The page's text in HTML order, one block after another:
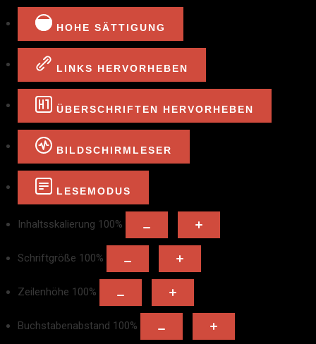
HOHE SÄTTIGUNG
LINKS HERVORHEBEN
ÜBERSCHRIFTEN HERVORHEBEN
BILDSCHIRMLESER
LESEMODUS
Inhaltsskalierung 100%
Schriftgröße 100%
Zeilenhöhe 100%
Buchstabenabstand 100%